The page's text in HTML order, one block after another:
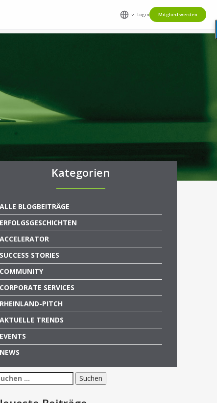
Login Mitglied werden
Kategorien
ALLE BLOGBEITRÄGE
ERFOLGSGESCHICHTEN
ACCELERATOR
SUCCESS STORIES
COMMUNITY
CORPORATE SERVICES
RHEINLAND-PITCH
AKTUELLE TRENDS
EVENTS
NEWS